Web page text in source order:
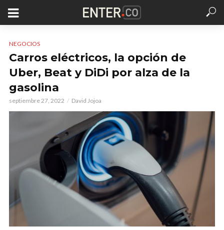
NEGOCIOS
Carros eléctricos, la opción de
Uber, Beat y DiDi por alza de la
gasolina
septiembre 27, 2022 David Jojoa